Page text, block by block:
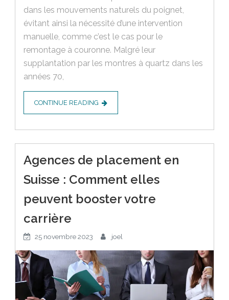
dans les mouvements naturels du poignet,
évitant ainsi la nécessité d’une intervention
manuelle, comme c’est le cas pour le
remontage à couronne. Malgré leur
supplantation par les montres à quartz dans les
années 70,
CONTINUE READING
Agences de placement en
Suisse : Comment elles
peuvent booster votre
carrière
25 novembre 2023 joel